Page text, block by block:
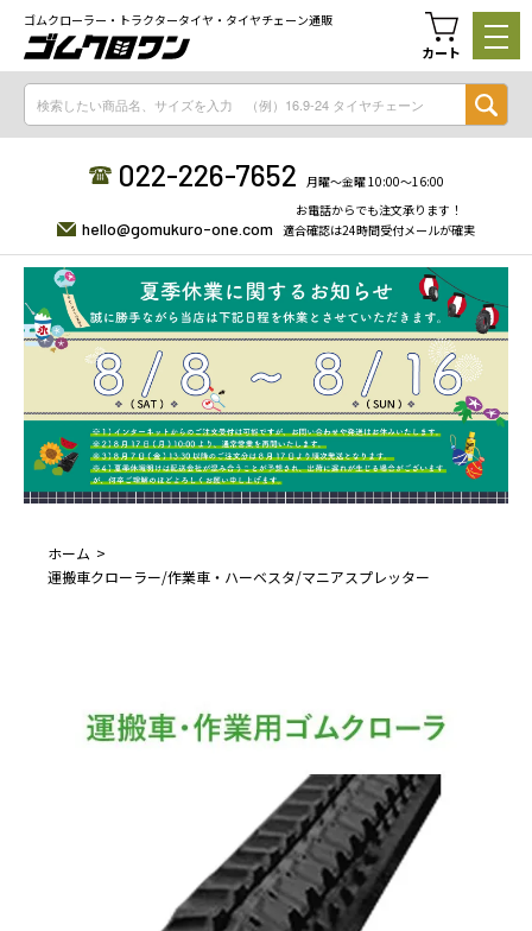
ゴムクローラー・トラクタータイヤ・タイヤチェーン通販
カート
022-226-7652 月曜〜金曜 10:00〜16:00
hello@gomukuro-one.com
お電話からでも注文承ります！
適合確認は24時間受付メールが確実
ホーム
運搬車クローラー/作業車・ハーベスタ/マニアスプレッター